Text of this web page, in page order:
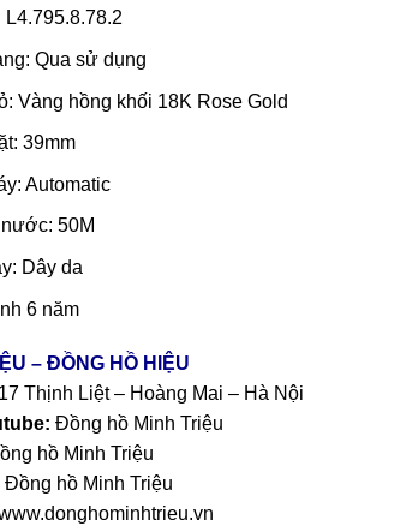
L4.795.8.78.2
Qua sử dụng
Vàng hồng khối 18K Rose Gold
39mm
Automatic
50M
Dây da
6 năm
– ĐỒNG HỒ HIỆU
Thịnh Liệt – Hoàng Mai – Hà Nội
Đồng hồ Minh Triệu
hồ Minh Triệu
Đồng hồ Minh Triệu